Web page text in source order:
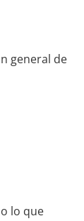
general de
lo que